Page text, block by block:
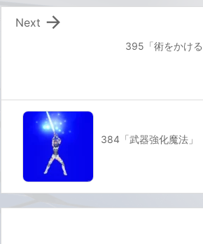
395「術をかける

Next
384「武器強化魔法」